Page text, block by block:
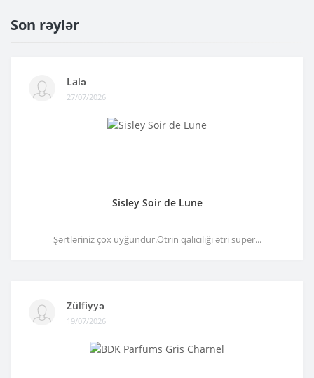
Son rəylər
Lalə
27/07/2026
Sisley Soir de Lune
Şərtləriniz çox uyğundur.Ətrin qalıcılığı ətri super...
Zülfiyyə
19/07/2026